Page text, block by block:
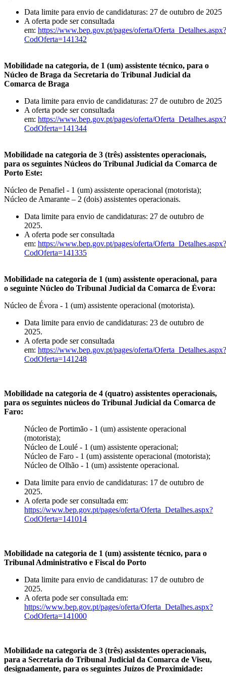
Data limite para envio de candidaturas: 27 de outubro de 2025
A oferta pode ser consultada
em: https://www.bep.gov.pt/pages/oferta/Oferta_Detalhes.aspx?
CodOferta=141342
Mobilidade na categoria, de 1 (um) assistente técnico, para o
Núcleo de Braga da Secretaria do Tribunal Judicial da
Comarca de Braga
Data limite para envio de candidaturas: 27 de outubro de 2025
A oferta pode ser consultada
em: https://www.bep.gov.pt/pages/oferta/Oferta_Detalhes.aspx?
CodOferta=141344
Mobilidade na categoria de 3 (três) assistentes operacionais,
para os seguintes Núcleos do Tribunal Judicial da Comarca de
Porto Este:
Núcleo de Penafiel - 1 (um) assistente operacional (motorista);
Núcleo de Amarante – 2 (dois) assistentes operacionais.
Data limite para envio de candidaturas: 27 de outubro de
2025.
A oferta pode ser consultada
em: https://www.bep.gov.pt/pages/oferta/Oferta_Detalhes.aspx?
CodOferta=141335
Mobilidade na categoria de 1 (um) assistente operacional, para
o seguinte Núcleo do Tribunal Judicial da Comarca de Évora:
Núcleo de Évora - 1 (um) assistente operacional (motorista).
Data limite para envio de candidaturas: 23 de outubro de
2025.
A oferta pode ser consultada
em: https://www.bep.gov.pt/pages/oferta/Oferta_Detalhes.aspx?
CodOferta=141248
Mobilidade na categoria de 4 (quatro) assistentes operacionais,
para os seguintes núcleos do Tribunal Judicial da Comarca de
Faro:
Núcleo de Portimão - 1 (um) assistente operacional
(motorista);
Núcleo de Loulé - 1 (um) assistente operacional;
Núcleo de Faro - 1 (um) assistente operacional (motorista);
Núcleo de Olhão - 1 (um) assistente operacional.
Data limite para envio de candidaturas: 17 de outubro de
2025.
A oferta pode ser consultada em:
https://www.bep.gov.pt/pages/oferta/Oferta_Detalhes.aspx?
CodOferta=141014
Mobilidade na categoria de 1 (um) assistente técnico, para o
Tribunal Administrativo e Fiscal do Porto
Data limite para envio de candidaturas: 17 de outubro de
2025.
A oferta pode ser consultada em:
https://www.bep.gov.pt/pages/oferta/Oferta_Detalhes.aspx?
CodOferta=141000
Mobilidade na categoria de 3 (três) assistentes operacionais,
para a Secretaria do Tribunal Judicial da Comarca de Viseu,
designadamente, para os seguintes Juízos de Proximidade: